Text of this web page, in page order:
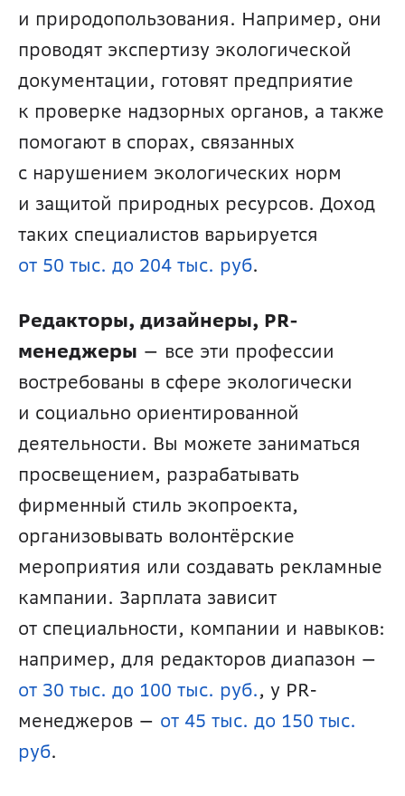
и природопользования. Например, они
проводят экспертизу экологической
документации, готовят предприятие
к проверке надзорных органов, а также
помогают в спорах, связанных
с нарушением экологических норм
и защитой природных ресурсов. Доход
от 50 тыс. до 204 тыс. руб.
Редакторы, дизайнеры, PR-
менеджеры — все эти профессии
востребованы в сфере экологически
и социально ориентированной
деятельности. Вы можете заниматься
просвещением, разрабатывать
фирменный стиль экопроекта,
организовывать волонтёрские
мероприятия или создавать рекламные
кампании. Зарплата зависит
от специальности, компании и навыков:
от 30 тыс. до 100 тыс. руб., у PR-
менеджеров — от 45 тыс. до 150 тыс.
руб.